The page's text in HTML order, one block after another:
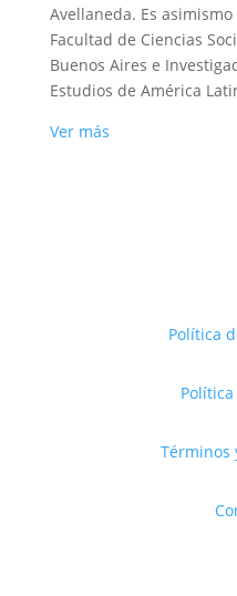
Avellaneda. Es
Facultad de Ciencias
Buenos Aires e
Estudios de América
Ver más
Política
Términos